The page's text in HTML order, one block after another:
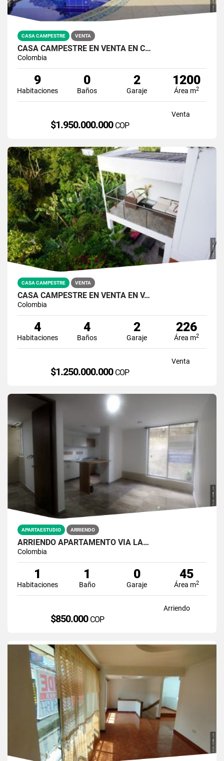
CASA CAMPESTRE VENTA
CASA CAMPESTRE EN VENTA EN C…
Colombia
9
Habitaciones
0
Baños
2
Garaje
1200
Área m2
Venta
$1.950.000.000 COP
CASA CAMPESTRE VENTA
CASA CAMPESTRE EN VENTA EN V…
Colombia
4
Habitaciones
4
Baños
2
Garaje
226
Área m2
Venta
$1.250.000.000 COP
APARTAESTUDIO ARRIENDO
ARRIENDO APARTAMENTO VÍA LA…
Colombia
1
Habitaciones
1
Baño
0
Garaje
45
Área m2
Arriendo
$850.000 COP